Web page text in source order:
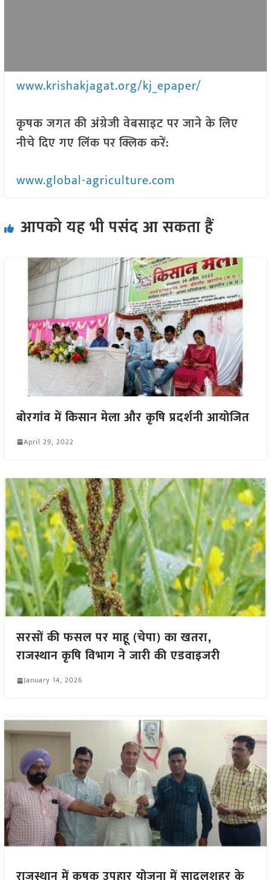
www.krishakjagat.org/kj_epaper/
कृषक जगत की अंग्रेजी वेबसाइट पर जाने के लिए
नीचे दिए गए लिंक पर क्लिक करें:
www.global-agriculture.com
आपको यह भी पसंद आ सकता हैं
बोरगांव में किसान मेला और कृषि प्रदर्शनी आयोजित
April 29, 2022
सरसों की फसल पर माहू (चेपा) का खतरा,
राजस्थान कृषि विभाग ने जारी की एडवाइजरी
January 14, 2026